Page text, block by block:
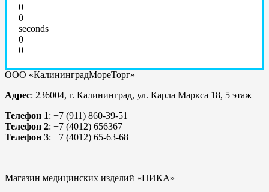
0
0
seconds
0
0
ООО «КалининградМореТорг»
Адрес: 236004, г. Калининград, ул. Карла Маркса 18, 5 этаж
Телефон 1: +7 (911) 860-39-51
Телефон 2: +7 (4012) 656367
Телефон 3: +7 (4012) 65-63-68
Магазин медицинских изделий «НИКА»